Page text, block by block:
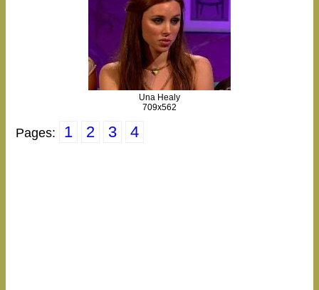
Una Healy
709x562
Pages: 1 2 3 4